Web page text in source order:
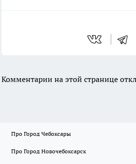
Комментарии на этой странице
Про Город Чебоксары
Про Город Новочебоксарск